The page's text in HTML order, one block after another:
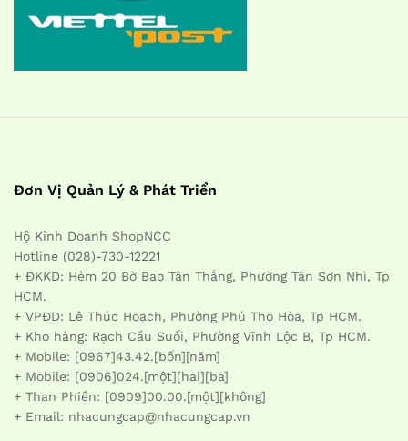
Đơn Vị Quản Lý & Phát Triển
Hộ Kinh Doanh ShopNCC
Hotline (028)-730-12221
+ ĐKKD: Hẻm 20 Bờ Bao Tân Thắng, Phường Tân Sơn Nhì, Tp
HCM.
+ VPĐD: Lê Thúc Hoạch, Phường Phú Thọ Hòa, Tp HCM.
+ Kho hàng: Rạch Cầu Suối, Phường Vĩnh Lộc B, Tp HCM.
+ Mobile: [0967]43.42.[bốn][năm]
+ Mobile: [0906]024.[một][hai][ba]
+ Than Phiền: [0909]00.00.[một][không]
+ Email: nhacungcap@nhacungcap.vn